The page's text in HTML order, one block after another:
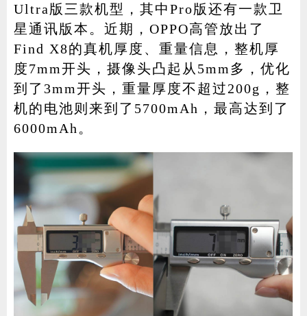
Ultra版三款机型，其中Pro版还有一款卫
星通讯版本。近期，OPPO高管放出了
Find X8的真机厚度、重量信息，整机厚
度7mm开头，摄像头凸起从5mm多，优化
到了3mm开头，重量厚度不超过200g，整
机的电池则来到了5700mAh，最高达到了
6000mAh。